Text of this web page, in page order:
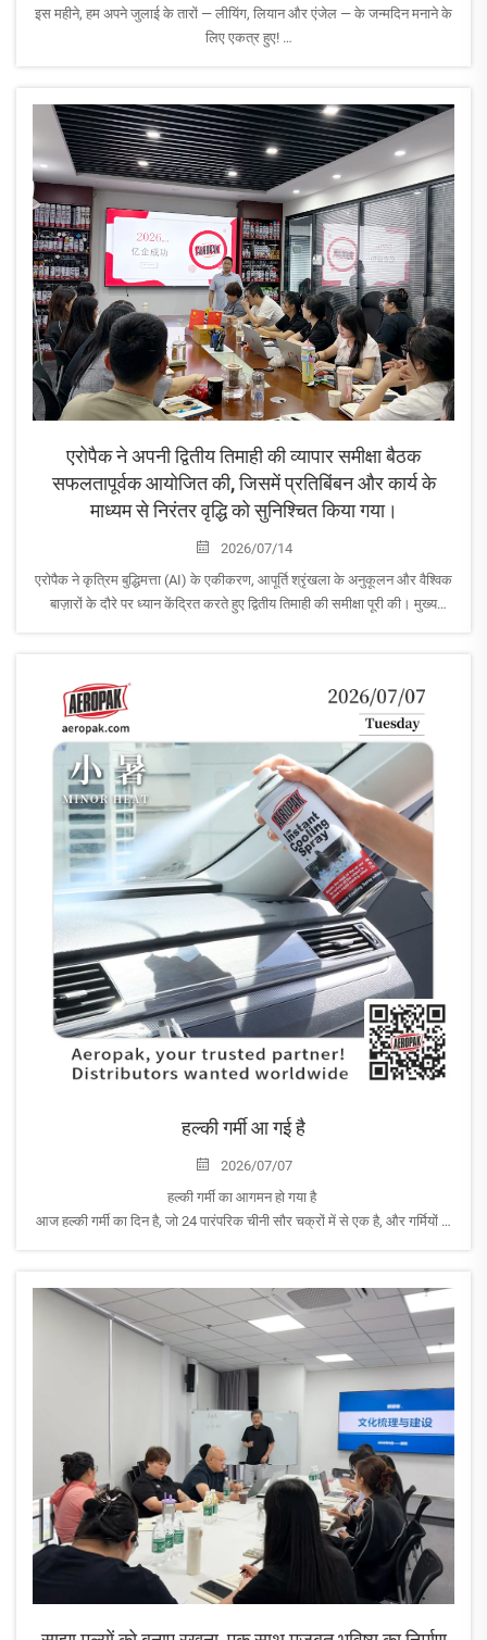
इस महीने, हम अपने जुलाई के तारों — लीयिंग, लियान और एंजेल — के जन्मदिन मनाने के
लिए एकत्र हुए!
एरोपैक ने अपनी द्वितीय तिमाही की व्यापार समीक्षा बैठक
सफलतापूर्वक आयोजित की, जिसमें प्रतिबिंबन और कार्य के
माध्यम से निरंतर वृद्धि को सुनिश्चित किया गया।
2026/07/14
एरोपैक ने कृत्रिम बुद्धिमत्ता (AI) के एकीकरण, आपूर्ति श्रृंखला के अनुकूलन और वैश्विक
बाज़ारों के दौरे पर ध्यान केंद्रित करते हुए द्वितीय तिमाही की समीक्षा पूरी की। मुख्य
हल्की गर्मी आ गई है
2026/07/07
हल्की गर्मी का आगमन हो गया है
आज हल्की गर्मी का दिन है, जो 24 पारंपरिक चीनी सौर चक्रों में से एक है, और गर्मियों के
चाहता है...